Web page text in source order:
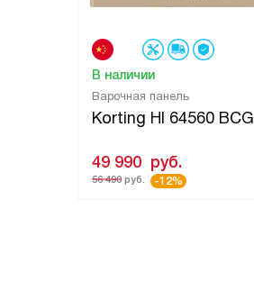
Варочная панель
Korting HI 64560 BCG
В наличии
49 990 руб.
56 490 руб. -12%